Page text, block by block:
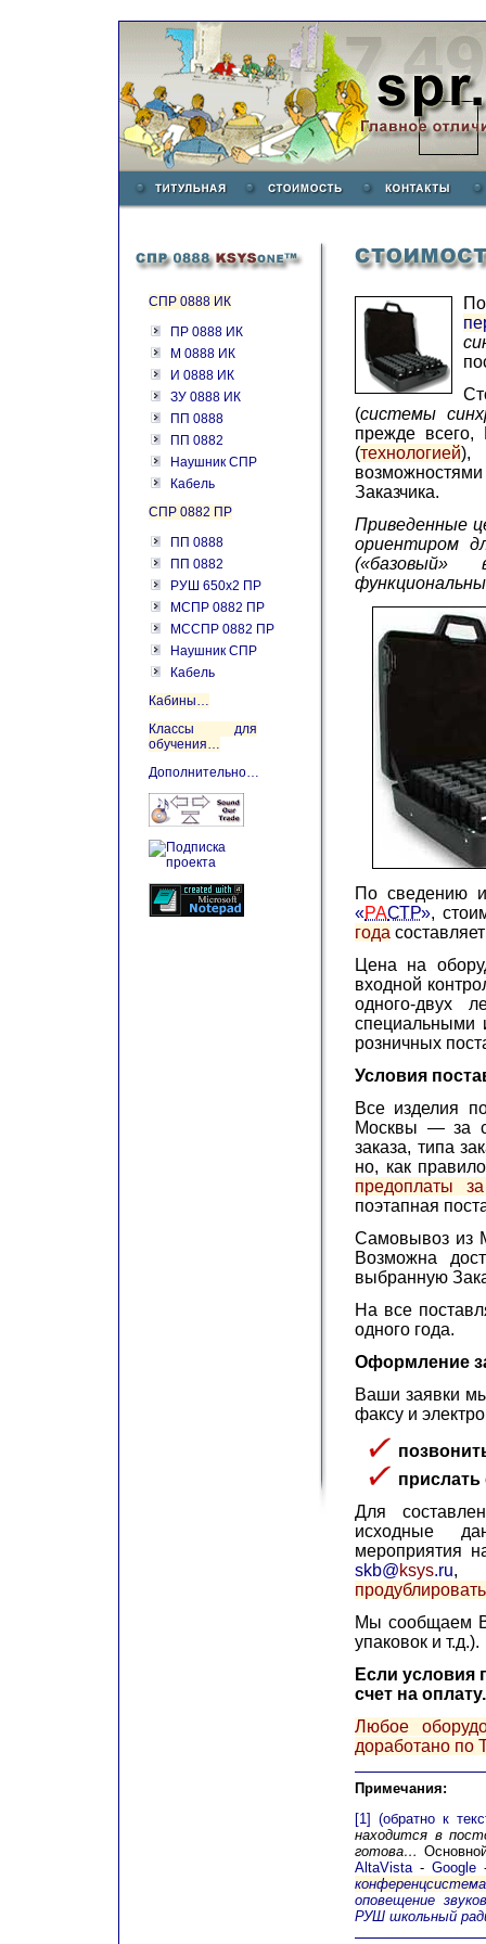
СПР 0888 ИК
ПР 0888 ИК
М 0888 ИК
И 0888 ИК
ЗУ 0888 ИК
ПП 0888
ПП 0882
Наушник СПР
Кабель
СПР 0882 ПР
ПП 0888
ПП 0882
РУШ 650х2 ПР
МСПР 0882 ПР
МССПР 0882 ПР
Наушник СПР
Кабель
Кабины…
Классы для
обучения…
Дополнительно…
(системы
прежде всего,
(технологией),
Заказчика.
Приведенные
ориентиром
По сведению
«РАСТР»,
года
Цена на
входной
одного-двух
специальными
розничных
Условия
Все изделия
Москвы — за
заказа, типа
но, как
предоплаты
поэтапная
Самовывоз из
Возможна
выбранную
На все
одного года.
Оформление
Ваши заявки
факсу и
Для
исходные
мероприятия
skb@ksys.ru
Мы сообщаем
упаковок и т.д.).
Если условия
счет на оплату.
Любое
доработано по
Примечания:
[1] (обратно к
находится в
готова…
AltaVista -Google
оповещение
РУШ школьный